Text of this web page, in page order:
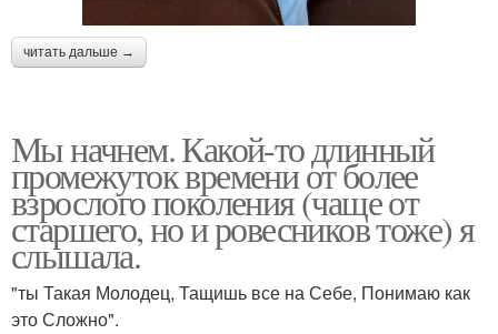
читать дальше →
Мы начнем. Какой-то длинный
промежуток времени от более
взрослого поколения (чаще от
старшего, но и ровесников тоже) я
слышала.
"ты Такая Молодец, Тащишь все на Себе, Понимаю как
это Сложно".